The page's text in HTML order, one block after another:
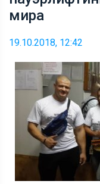
мира
19.10.2018, 12:42